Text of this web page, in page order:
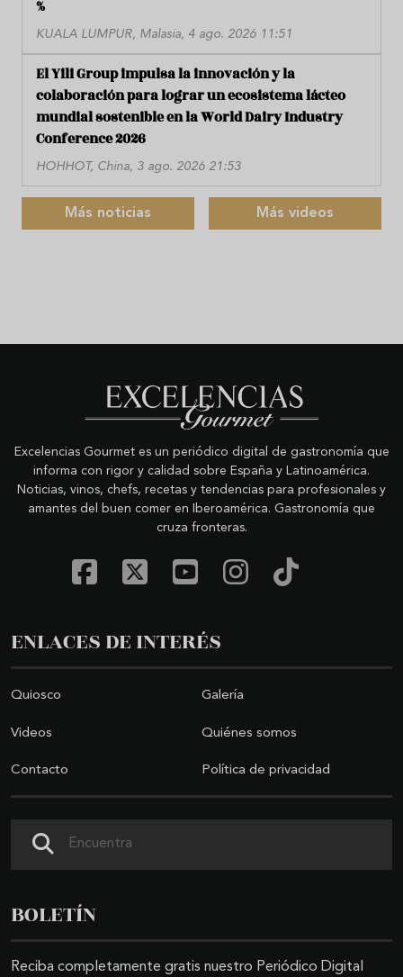
%
KUALA LUMPUR, Malasia, 4 ago. 2026 11:51
El Yili Group impulsa la innovación y la
colaboración para lograr un ecosistema lácteo
mundial sostenible en la World Dairy Industry
Conference 2026
HOHHOT, China, 3 ago. 2026 21:53
Más noticias Más videos
Excelencias Gourmet es un periódico digital de gastronomía que
informa con rigor y calidad sobre España y Latinoamérica.
Noticias, vinos, chefs, recetas y tendencias para profesionales y
amantes del buen comer en Iberoamérica. Gastronomía que
cruza fronteras.
ENLACES DE INTERÉS
Quiosco Galería
Videos Quiénes somos
Contacto Política de privacidad
BOLETÍN
Reciba completamente gratis nuestro Periódico Digital